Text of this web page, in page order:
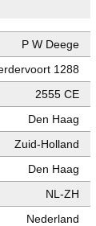
P W Deege
1288
2555 CE
Den Haag
Zuid-Holland
Den Haag
NL-ZH
Nederland